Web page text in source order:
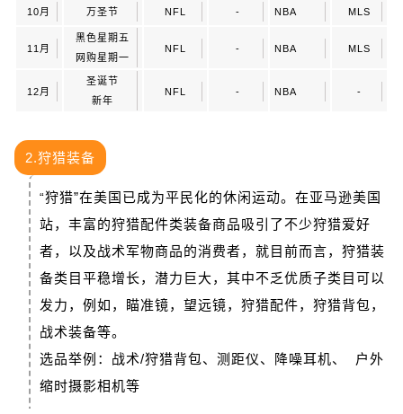
10月 万圣节 NFL - NBA MLS
11月
黑色星期五
网购星期一
NFL - NBA MLS
12月
圣诞节
新年
NFL - NBA -
2.狩猎装备
“狩猎”在美国已成为平民化的休闲运动。在亚马逊美国
站，丰富的狩猎配件类装备商品吸引了不少狩猎爱好
者，以及战术军物商品的消费者，就目前而言，狩猎装
备类目平稳增长，潜力巨大，其中不乏优质子类目可以
发力，例如，瞄准镜，望远镜，狩猎配件，狩猎背包，
战术装备等。
选品举例：战术/狩猎背包、测距仪、降噪耳机、 户外
缩时摄影相机等